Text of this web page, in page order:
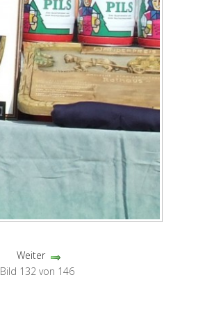
Weiter
Bild 132 von 146